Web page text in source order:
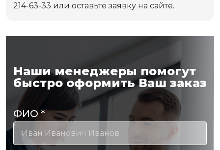
214-63-33 или оставьте заявку на сайте.
Наши менеджеры помогут
быстро оформить Ваш заказ
ФИО*